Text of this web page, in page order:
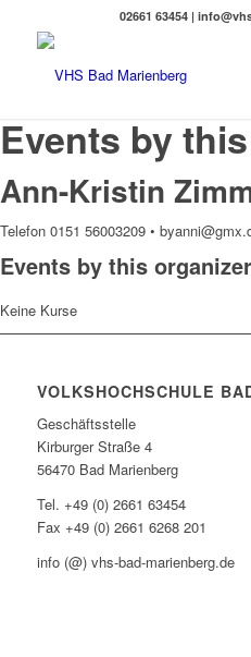
02661 63454 |
Events by
Ann-Kristin
Telefon 0151 56003209 •
Events by this organizer
Keine Kurse
VOLKSHOCHSCHULE
Geschäftsstelle
Kirburger Straße 4
56470 Bad Marienberg
Tel. +49 (0) 2661 63454
Fax +49 (0) 2661 6268 201
info (@) vhs-bad-marienberg.de